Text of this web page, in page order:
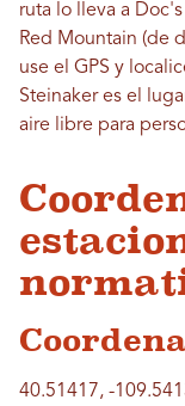
ruta lo lleva a
Red Mountain (de
use el GPS y
Steinaker es el
aire libre para
40.51417, -